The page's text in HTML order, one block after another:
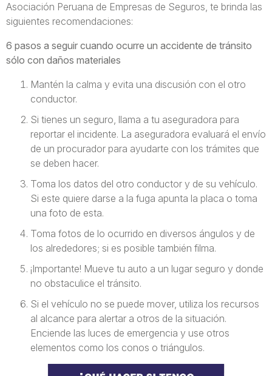
Asociación Peruana de Empresas de Seguros, te brinda las
siguientes recomendaciones:
6 pasos a seguir cuando ocurre un accidente de tránsito
sólo con daños materiales
Mantén la calma y evita una discusión con el otro
conductor.
Si tienes un seguro, llama a tu aseguradora para
reportar el incidente. La aseguradora evaluará el envío
de un procurador para ayudarte con los trámites que
se deben hacer.
Toma los datos del otro conductor y de su vehículo.
Si este quiere darse a la fuga apunta la placa o toma
una foto de esta.
Toma fotos de lo ocurrido en diversos ángulos y de
los alrededores; si es posible también filma.
¡Importante! Mueve tu auto a un lugar seguro y donde
no obstaculice el tránsito.
Si el vehículo no se puede mover, utiliza los recursos
al alcance para alertar a otros de la situación.
Enciende las luces de emergencia y use otros
elementos como los conos o triángulos.